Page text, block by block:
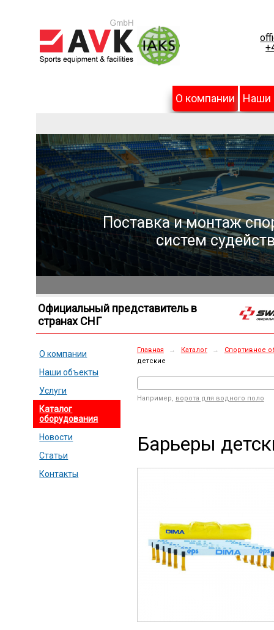
О компании Наши
Поставка и монтаж
систем
Официальный представитель в
странах СНГ
О компании
Наши объекты
Услуги
Каталог
оборудования
Новости
Статьи
Контакты
Главная → Каталог →
Спортивное
детские
Например, ворота для водного поло
Барьеры